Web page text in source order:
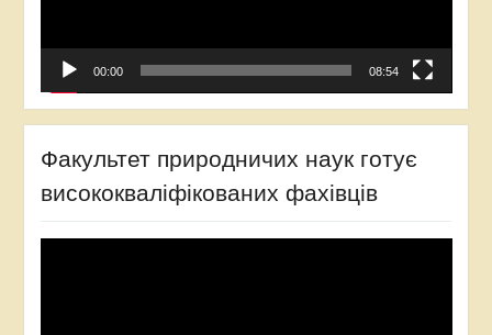
00:00 08:54
Факультет природничих наук готує
висококваліфікованих фахівців